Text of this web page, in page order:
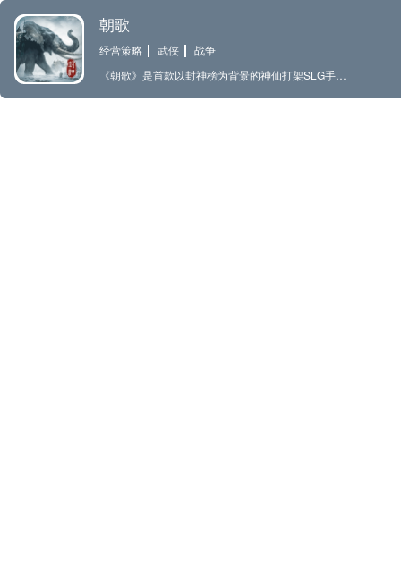
朝歌
经营策略 武侠
战争